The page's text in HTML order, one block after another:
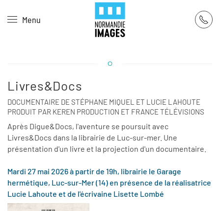
Skip to main content
Menu
Livres&Docs
DOCUMENTAIRE DE STÉPHANE MIQUEL ET LUCIE LAHOUTE
PRODUIT PAR KEREN PRODUCTION ET FRANCE TÉLÉVISIONS
Après Digue&Docs, l'aventure se poursuit avec
Livres&Docs dans la librairie de Luc-sur-mer. Une
présentation d'un livre et la projection d'un documentaire.
Mardi 27 mai 2026 à partir de 19h, librairie le Garage
hermétique, Luc-sur-Mer (14) en présence de la réalisatrice
Lucie Lahoute et de l'écrivaine Lisette Lombé
Panneau de gestion des cookies